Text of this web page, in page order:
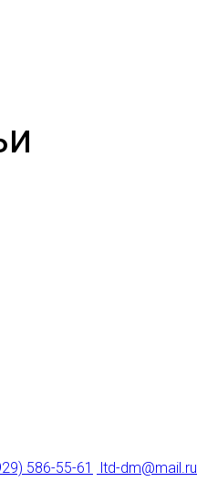
586-55-61 ltd-dm@mail.ru